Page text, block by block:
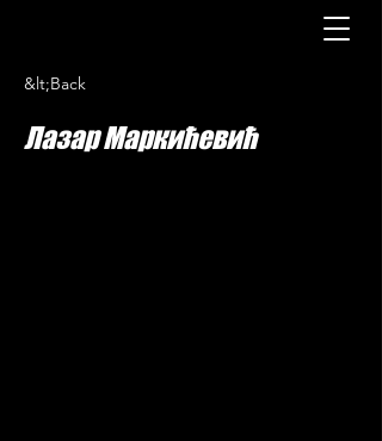
&lt;Back
Лазар Маркићевић